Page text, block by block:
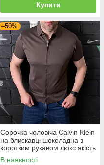
Купити
–50%
Сорочка чоловіча Calvin Klein
на блискавці шоколадна з
коротким рукавом люкс якість
В наявності